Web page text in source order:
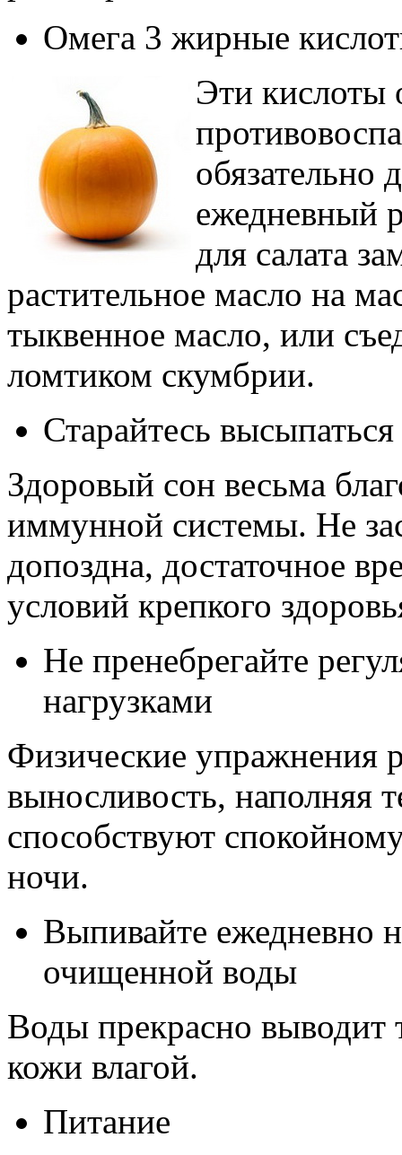
Омега 3 жирные
Эти кислоты
обязательно
ежедневный
для салата
растительное масло на
тыквенное масло, или
ломтиком скумбрии.
Старайтесь высыпаться
Здоровый сон весьма
иммунной системы. Не
допоздна, достаточное
условий крепкого
Не пренебрегайте
нагрузками
Физические упражнения
выносливость, наполняя
способствуют
ночи.
Выпивайте ежедневно
очищенной воды
Воды прекрасно выводит
кожи влагой.
Питание